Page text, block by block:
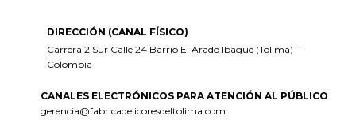
DIRECCIÓN (CANAL FÍSICO)
Carrera 2 Sur Calle 24 Barrio El Arado Ibagué (Tolima) –
Colombia
CANALES ELECTRÓNICOS PARA ATENCIÓN AL PÚBLICO
gerencia@fabricadelicoresdeltolima.com